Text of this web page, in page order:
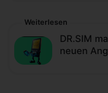
Weiterlesen
DR.SIM
neuen